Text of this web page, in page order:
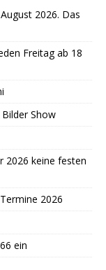
2026. Das
Freitag ab 18
Show
2026 keine festen
2026
ein